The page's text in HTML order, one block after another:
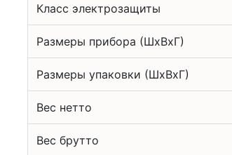
Класс электрозащиты
Размеры прибора (ШхВхГ)
Размеры упаковки (ШхВхГ)
Вес нетто
Вес брутто